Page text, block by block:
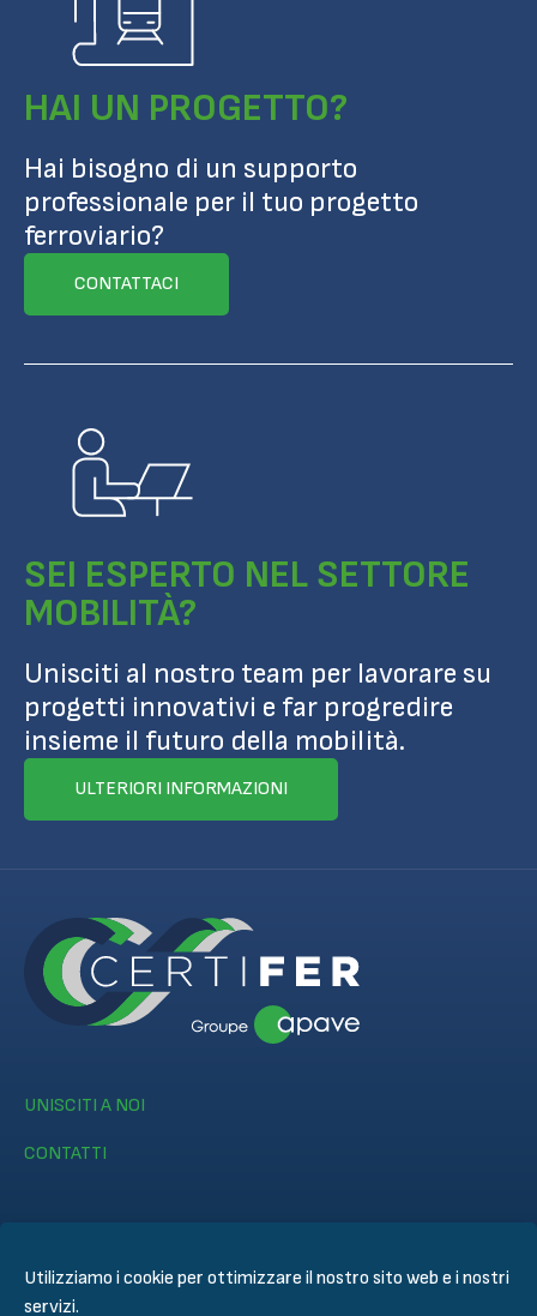
Utilizziamo i cookie per ottimizzare il nostro sito web e i nostri
servizi.
HAI UN PROGETTO?
Hai bisogno di un supporto
professionale per il tuo progetto
ferroviario?
CONTATTACI
SEI ESPERTO NEL SETTORE
MOBILITÀ?
Unisciti al nostro team per lavorare su
progetti innovativi e far progredire
insieme il futuro della mobilità.
ULTERIORI INFORMAZIONI
UNISCITI A NOI
CONTATTI